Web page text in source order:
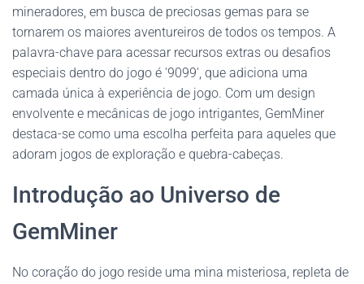
mineradores, em busca de preciosas gemas para se
tornarem os maiores aventureiros de todos os tempos. A
palavra-chave para acessar recursos extras ou desafios
especiais dentro do jogo é '9099', que adiciona uma
camada única à experiência de jogo. Com um design
envolvente e mecânicas de jogo intrigantes, GemMiner
destaca-se como uma escolha perfeita para aqueles que
adoram jogos de exploração e quebra-cabeças.
Introdução ao Universo de
GemMiner
No coração do jogo reside uma mina misteriosa, repleta de